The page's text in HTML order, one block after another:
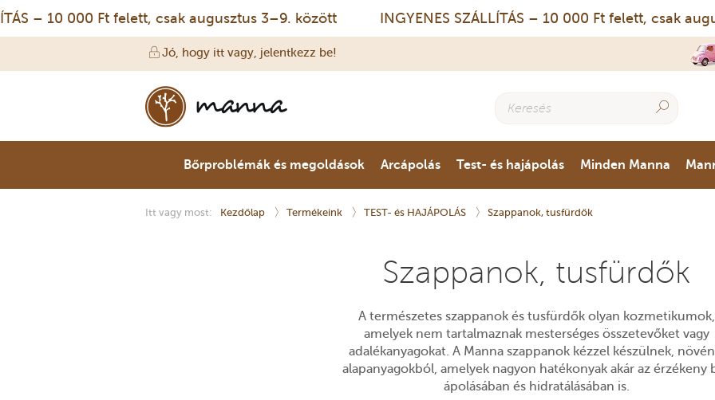
– 10 000 Ft felett, csak augusztus 3–9. között INGYENES SZÁLLÍTÁS – 10 000 Ft felett, csak
Jó, hogy itt vagy, jelentkezz be!
Bőrproblémák és megoldások Arcápolás Test- és hajápolás Minden Manna
Itt vagy most: Kezdőlap Termékeink TEST- és HAJÁPOLÁS Szappanok, tusfürdők
Szappanok, tusfürdők
A természetes szappanok és tusfürdők olyan kozmetikumok,
amelyek nem tartalmaznak mesterséges összetevőket vagy
adalékanyagokat. A Manna szappanok kézzel készülnek,
alapanyagokból, amelyek nagyon hatékonyak akár az érzékeny
ápolásában és hidratálásában is.